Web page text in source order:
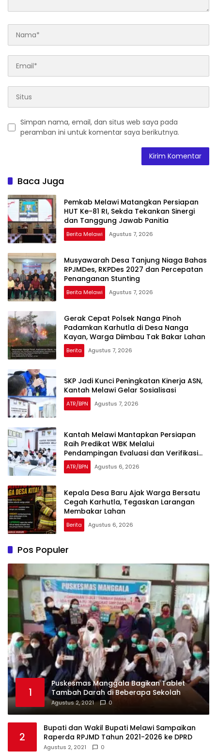
Simpan nama, email, dan situs web saya pada
peramban ini untuk komentar saya berikutnya.
Baca Juga
Pemkab Melawi Matangkan Persiapan
HUT Ke-81 RI, Sekda Tekankan Sinergi
dan Tanggung Jawab Panitia
Berita Melawi Agustus 7, 2026
Musyawarah Desa Tanjung Niaga Bahas
RPJMDes, RKPDes 2027 dan Percepatan
Penanganan Stunting
Berita Melawi Agustus 7, 2026
Gerak Cepat Polsek Nanga Pinoh
Padamkan Karhutla di Desa Nanga
Kayan, Warga Diimbau Tak Bakar Lahan
Berita Agustus 7, 2026
SKP Jadi Kunci Peningkatan Kinerja ASN,
Kantah Melawi Gelar Sosialisasi
ATR/BPN Agustus 7, 2026
Kantah Melawi Mantapkan Persiapan
Raih Predikat WBK Melalui
Pendampingan Evaluasi dan Verifikasi
Lapangan
ATR/BPN Agustus 6, 2026
Kepala Desa Baru Ajak Warga Bersatu
Cegah Karhutla, Tegaskan Larangan
Membakar Lahan
Berita Agustus 6, 2026
Pos Populer
1
Puskesmas Manggala Bagikan Tablet
Tambah Darah di Beberapa Sekolah
Agustus 2, 2021 0
2
Bupati dan Wakil Bupati Melawi Sampaikan
Raperda RPJMD Tahun 2021-2026 ke DPRD
Agustus 2, 2021 0